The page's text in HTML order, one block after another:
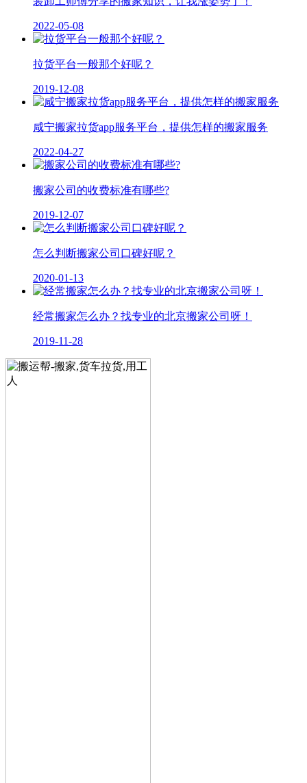
2022-05-08
拉货平台一般那个好呢？
2019-12-08
咸宁搬家拉货app服务平台，提供怎样的搬家服务
2022-04-27
搬家公司的收费标准有哪些?
2019-12-07
怎么判断搬家公司口碑好呢？
2020-01-13
经常搬家怎么办？找专业的北京搬家公司呀！
2019-11-28